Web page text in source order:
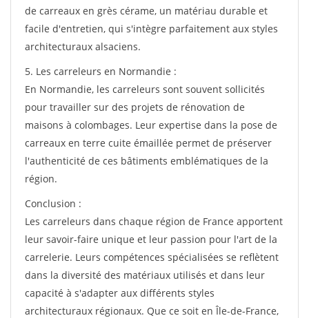
de carreaux en grès cérame, un matériau durable et
facile d'entretien, qui s'intègre parfaitement aux styles
architecturaux alsaciens.
5. Les carreleurs en Normandie :
En Normandie, les carreleurs sont souvent sollicités
pour travailler sur des projets de rénovation de
maisons à colombages. Leur expertise dans la pose de
carreaux en terre cuite émaillée permet de préserver
l'authenticité de ces bâtiments emblématiques de la
région.
Conclusion :
Les carreleurs dans chaque région de France apportent
leur savoir-faire unique et leur passion pour l'art de la
carrelerie. Leurs compétences spécialisées se reflètent
dans la diversité des matériaux utilisés et dans leur
capacité à s'adapter aux différents styles
architecturaux régionaux. Que ce soit en Île-de-France,